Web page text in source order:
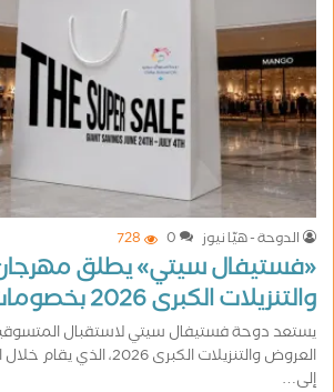
الدوحة - هيّا نيوز 0
728
«فستيفال سيتي» يطلق
والتنزيلات الكبرى 2026 بخصومات 75%
يستعد دوحة فستيفال سيتي لاستقبال
إلى…